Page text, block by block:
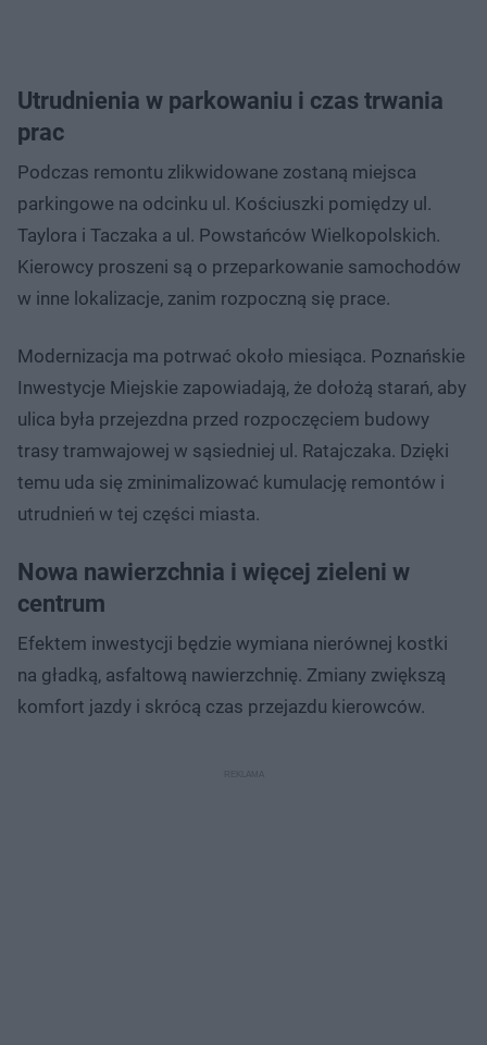
Utrudnienia w parkowaniu i czas trwania
prac
Podczas remontu zlikwidowane zostaną miejsca
parkingowe na odcinku ul. Kościuszki pomiędzy ul.
Taylora i Taczaka a ul. Powstańców Wielkopolskich.
Kierowcy proszeni są o przeparkowanie samochodów
w inne lokalizacje, zanim rozpoczną się prace.
Modernizacja ma potrwać około miesiąca. Poznańskie
Inwestycje Miejskie zapowiadają, że dołożą starań, aby
ulica była przejezdna przed rozpoczęciem budowy
trasy tramwajowej w sąsiedniej ul. Ratajczaka. Dzięki
temu uda się zminimalizować kumulację remontów i
utrudnień w tej części miasta.
Nowa nawierzchnia i więcej zieleni w
centrum
Efektem inwestycji będzie wymiana nierównej kostki
na gładką, asfaltową nawierzchnię. Zmiany zwiększą
komfort jazdy i skrócą czas przejazdu kierowców.